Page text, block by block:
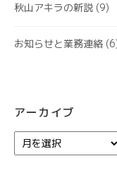
秋山アキラの新説 (9)
お知らせと業務連絡
アーカイブ
ー